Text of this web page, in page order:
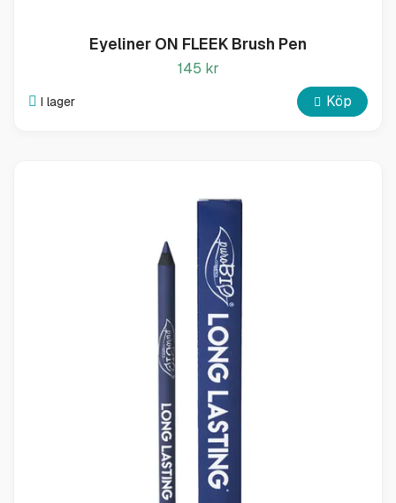
Eyeliner ON FLEEK Brush Pen
145 kr
I lager Köp